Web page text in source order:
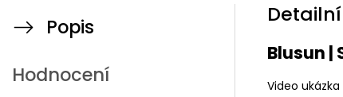
Popis
Hodnocení
Blusun |
Video ukázka